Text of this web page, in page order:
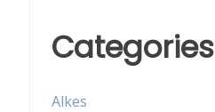
Categories
Alkes